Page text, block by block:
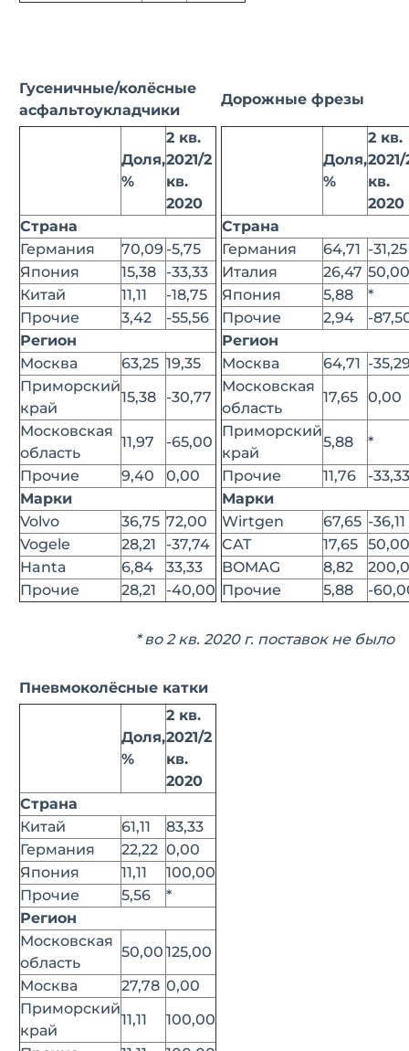
Гусеничные/колёсные
асфальтоукладчики
Дорожные фрезы
Доля,
%
2 кв.
2021/2
кв.
2020
Страна
Германия
70,09 -5,75
Япония
15,38
-33,33
Китай
11,11
-18,75
Прочие
3,42
-55,56
Регион
Москва
63,25 19,35
Приморский
край
15,38
-30,77
Московская
область
11,97
-65,00
Прочие
9,40
0,00
Марки
Volvo
36,75 72,00
Vogele
28,21
-37,74
Hanta
6,84
33,33
Прочие
28,21 -40,00
Доля,
%
2 кв.
2021/
кв.
2020
Страна
Германия
64,71 -31,25
Италия
26,47 50,00
Япония
5,88
*
Прочие
2,94
-
Регион
Москва
64,71 -
Московская
область
17,65 0,00
Приморский
край
5,88
*
Прочие
11,76
-33,33
Марки
Wirtgen
67,65 -36,11
CAT
17,65 50,00
BOMAG
8,82
Прочие
5,88 -
* во 2 кв. 2020 г. поставок не было
Пневмоколёсные катки
Доля,
%
2 кв.
2021/2
кв.
2020
Страна
Китай
61,11
83,33
Германия
22,22 0,00
Япония
11,11
100,00
Прочие
5,56
*
Регион
Московская
область
50,00 125,00
Москва
27,78 0,00
Приморский
край
11,11
100,00